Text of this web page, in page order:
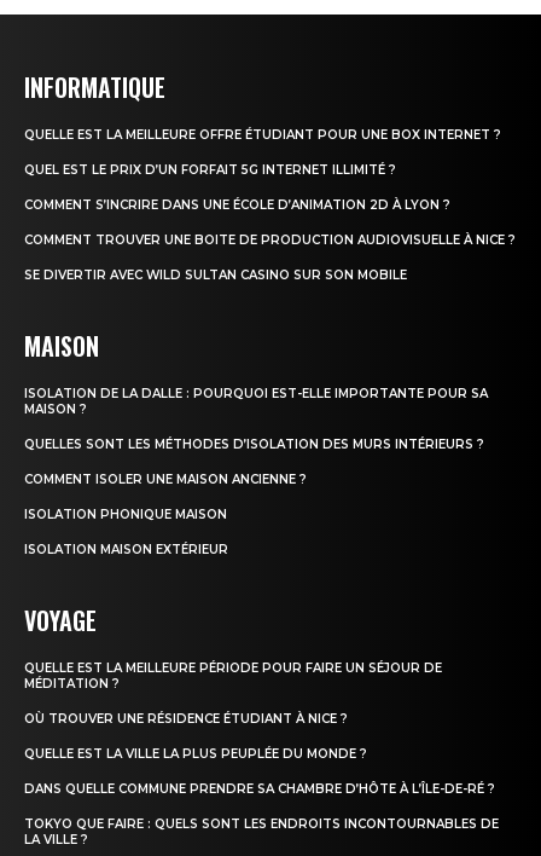
INFORMATIQUE
QUELLE EST LA MEILLEURE OFFRE ÉTUDIANT POUR UNE BOX INTERNET ?
QUEL EST LE PRIX D’UN FORFAIT 5G INTERNET ILLIMITÉ ?
COMMENT S’INCRIRE DANS UNE ÉCOLE D’ANIMATION 2D À LYON ?
COMMENT TROUVER UNE BOITE DE PRODUCTION AUDIOVISUELLE À NICE ?
SE DIVERTIR AVEC WILD SULTAN CASINO SUR SON MOBILE
MAISON
ISOLATION DE LA DALLE : POURQUOI EST-ELLE IMPORTANTE POUR SA
MAISON ?
QUELLES SONT LES MÉTHODES D’ISOLATION DES MURS INTÉRIEURS ?
COMMENT ISOLER UNE MAISON ANCIENNE ?
ISOLATION PHONIQUE MAISON
ISOLATION MAISON EXTÉRIEUR
VOYAGE
QUELLE EST LA MEILLEURE PÉRIODE POUR FAIRE UN SÉJOUR DE
MÉDITATION ?
OÙ TROUVER UNE RÉSIDENCE ÉTUDIANT À NICE ?
QUELLE EST LA VILLE LA PLUS PEUPLÉE DU MONDE ?
DANS QUELLE COMMUNE PRENDRE SA CHAMBRE D’HÔTE À L’ÎLE-DE-RÉ ?
TOKYO QUE FAIRE : QUELS SONT LES ENDROITS INCONTOURNABLES DE
LA VILLE ?